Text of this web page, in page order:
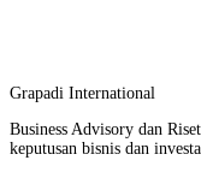
Grapadi International
Business Advisory dan
keputusan bisnis dan